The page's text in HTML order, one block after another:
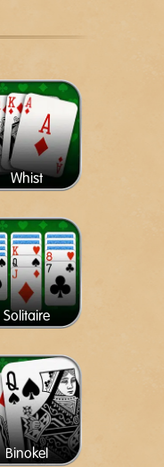
Whist
Solitaire
Binokel